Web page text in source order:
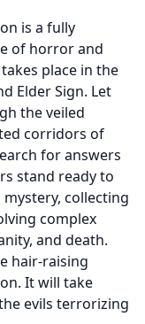
is a fully
of horror and
place in the
Elder Sign. Let
the veiled
corridors of
for answers
stand ready to
collecting
complex
and death.
hair-raising
It will take
evils terrorizing